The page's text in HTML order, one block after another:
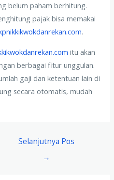
belum paham berhitung.
pajak bisa memakai
.
itu akan
berbagai fitur unggulan.
gaji dan ketentuan lain di
secara otomatis, mudah
Selanjutnya Pos
→